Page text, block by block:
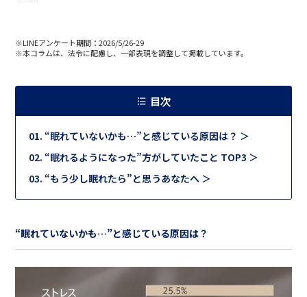
※LINEアンケート期間：2026/5/26-29
※本コラムは、法令に配慮し、一部表現を調整して掲載しています。
目次
“眠れていないかも…”と感じている原因は？ ＞
“眠れるようになった”方がしていたこと TOP3 ＞
“もう少し眠れたら”と思うあなたへ ＞
“眠れていないかも…”と感じている原因は？